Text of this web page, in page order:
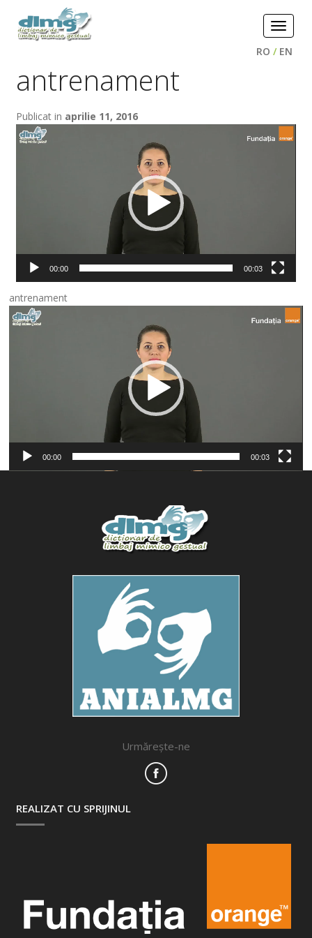
Toggle
RO / EN
antrenament
Publicat in aprilie 11, 2016
Player
video
00:00 00:03
antrenament
Player
video
00:00 00:03
Urmărește-ne
REALIZAT CU SPRIJINUL